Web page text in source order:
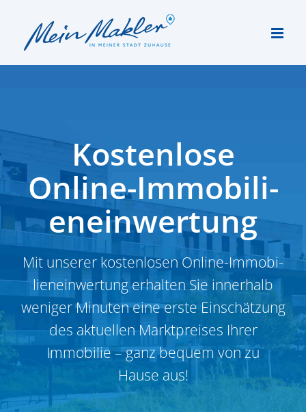
springen
Kostenlose
Online-Immobi­li­
en­ein­wertung
Mit unserer kosten­losen Online-Immobi­
li­en­ein­wertung erhalten Sie innerhalb
weniger Minuten eine erste Einschätzung
des aktuellen Markt­preises Ihrer
Immobilie – ganz bequem von zu
Hause aus!